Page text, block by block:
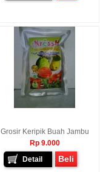
Grosir Keripik Buah Jambu
Rp 9.000
Detail
Beli